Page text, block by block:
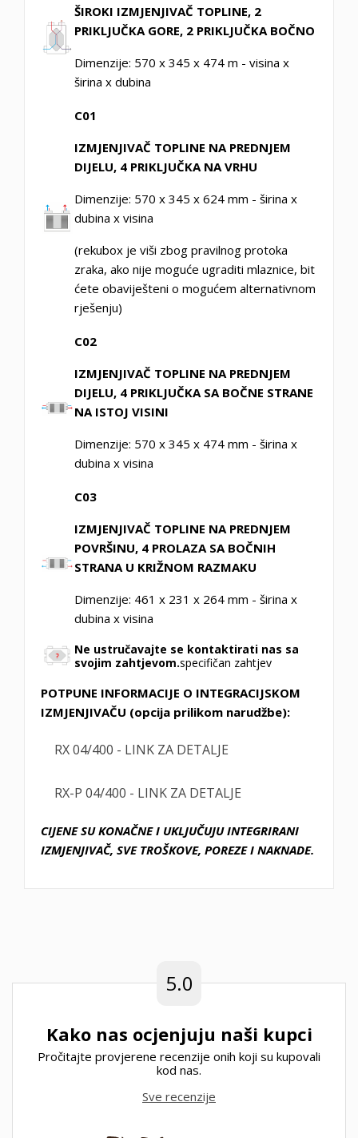
ŠIROKI IZMJENJIVAČ TOPLINE, 2
PRIKLJUČKA GORE, 2 PRIKLJUČKA BOČNO
Dimenzije: 570 x 345 x 474 m - visina x
širina x dubina
C01
IZMJENJIVAČ TOPLINE NA PREDNJEM
DIJELU, 4 PRIKLJUČKA NA VRHU
Dimenzije: 570 x 345 x 624 mm - širina x
dubina x visina
(rekubox je viši zbog pravilnog protoka
zraka, ako nije moguće ugraditi mlaznice, bit
ćete obaviješteni o mogućem alternativnom
rješenju)
C02
IZMJENJIVAČ TOPLINE NA PREDNJEM
DIJELU, 4 PRIKLJUČKA SA BOČNE STRANE
NA ISTOJ VISINI
Dimenzije: 570 x 345 x 474 mm - širina x
dubina x visina
C03
IZMJENJIVAČ TOPLINE NA PREDNJEM
POVRŠINU, 4 PROLAZA SA BOČNIH
STRANA U KRIŽNOM RAZMAKU
Dimenzije: 461 x 231 x 264 mm - širina x
dubina x visina
Ne ustručavajte se kontaktirati nas sa
svojim zahtjevom.specifičan zahtjev
POTPUNE INFORMACIJE O INTEGRACIJSKOM
IZMJENJIVAČU (opcija prilikom narudžbe):
RX 04/400 - LINK ZA DETALJE
RX-P 04/400 - LINK ZA DETALJE
CIJENE SU KONAČNE I UKLJUČUJU INTEGRIRANI
IZMJENJIVAČ, SVE TROŠKOVE, POREZE I NAKNADE.
5.0
Kako nas ocjenjuju naši kupci
Pročitajte provjerene recenzije onih koji su kupovali
kod nas.
Sve recenzije